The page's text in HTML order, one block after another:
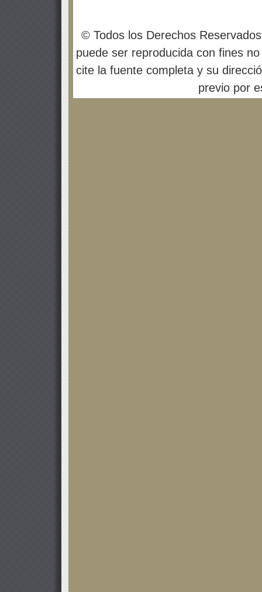
© Todos los Derechos
puede ser reproducida con fines
cite la fuente completa y su
previo por